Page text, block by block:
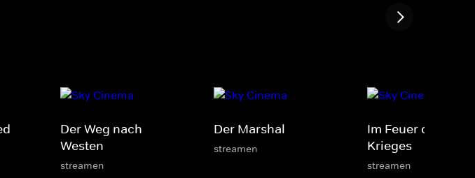
Der Weg nach
Westen
streamen
Der Marshal
streamen
Im Feuer des
Krieges
streamen